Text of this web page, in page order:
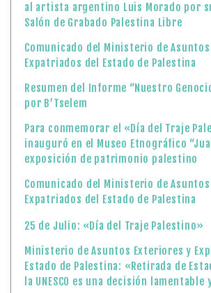
al artista argentino Luis Morado por
Salón de Grabado Palestina Libre
Comunicado del Ministerio de
Expatriados del Estado de Palestina
Resumen del Informe “Nuestro
por B’Tselem
Para conmemorar el «Día del Traje
inauguró en el Museo Etnográfico
exposición de patrimonio palestino
Comunicado del Ministerio de
Expatriados del Estado de Palestina
25 de Julio: «Día del Traje Palestino»
Ministerio de Asuntos Exteriores y
Estado de Palestina: «Retirada de
la UNESCO es una decisión